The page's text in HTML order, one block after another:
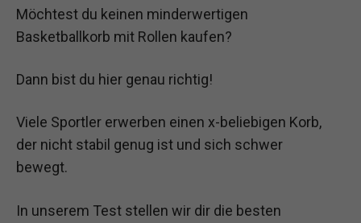
Möchtest du keinen minderwertigen
Basketballkorb mit Rollen kaufen?
Dann bist du hier genau richtig!
Viele Sportler erwerben einen x-beliebigen Korb,
der nicht stabil genug ist und sich schwer
bewegt.
In unserem Test stellen wir dir die besten